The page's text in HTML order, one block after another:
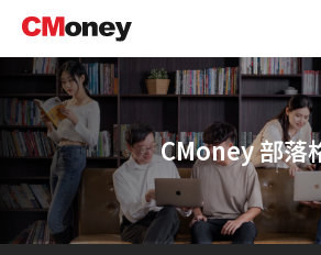
主
容
CMoney 部落